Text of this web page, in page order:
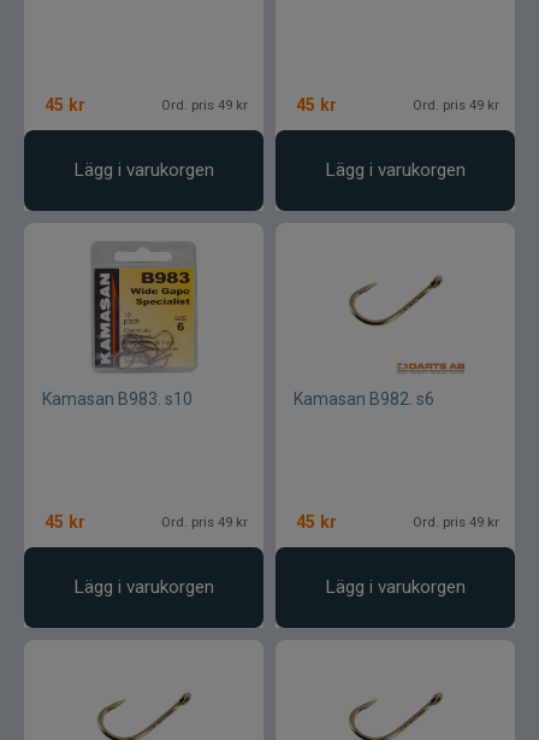
45 kr Ord. pris 49 kr
Lägg i varukorgen
45 kr Ord. pris 49 kr
Lägg i varukorgen
Kamasan B983. s10
45 kr Ord. pris 49 kr
Lägg i varukorgen
Kamasan B982. s6
45 kr Ord. pris 49 kr
Lägg i varukorgen